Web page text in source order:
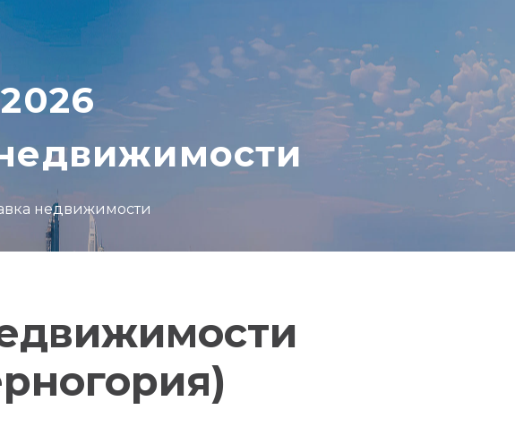
недвижимости